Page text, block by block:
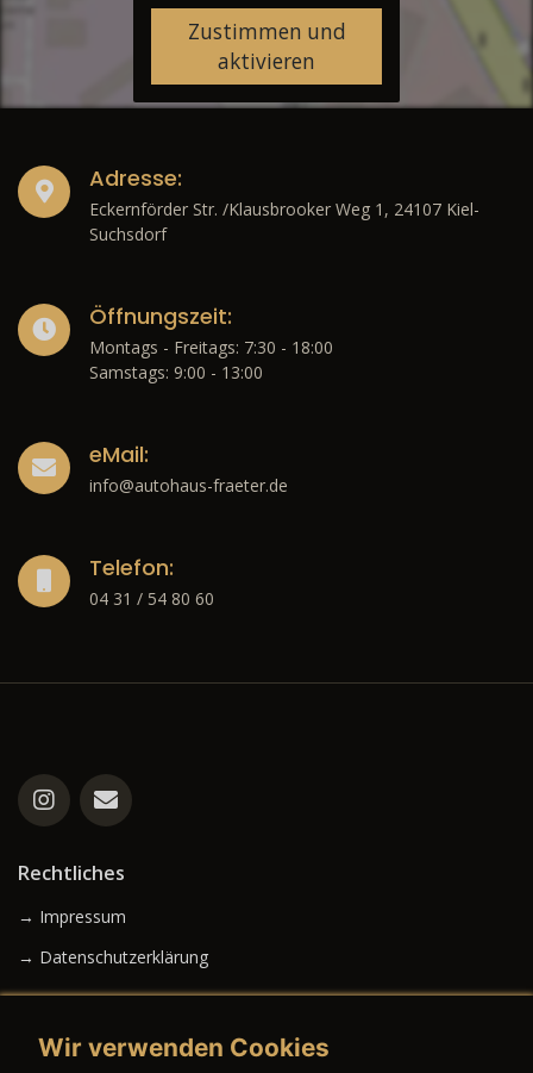
Zustimmen und
aktivieren
Adresse:
Eckernförder Str. /Klausbrooker Weg 1, 24107 Kiel-
Suchsdorf
Öffnungszeit:
Montags - Freitags: 7:30 - 18:00
Samstags: 9:00 - 13:00
eMail:
info@autohaus-fraeter.de
Telefon:
04 31 / 54 80 60
Rechtliches
→ Impressum
→ Datenschutzerklärung
Wir verwenden Cookies